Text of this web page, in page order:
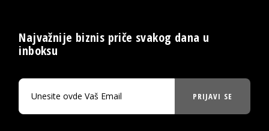
Najvažnije biznis priče svakog dana u
inboksu
PRIJAVI SE